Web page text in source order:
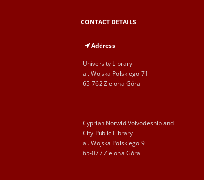
CONTACT DETAILS
Address
University Library
al. Wojska Polskiego 71
65-762 Zielona Góra
Cyprian Norwid Voivodeship and
City Public Library
al. Wojska Polskiego 9
65-077 Zielona Góra